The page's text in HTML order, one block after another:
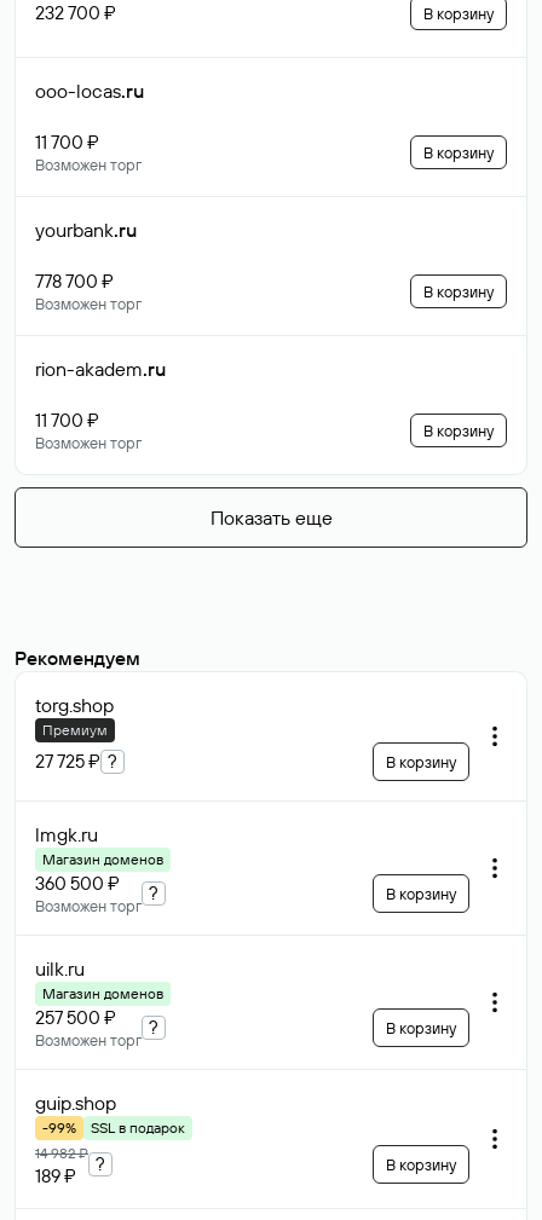
232 700 ₽ В корзину
ooo-locas.ru
11 700 ₽
Возможен торг
В корзину
yourbank.ru
778 700 ₽
Возможен торг
В корзину
rion-akadem.ru
11 700 ₽
Возможен торг
В корзину
Показать еще
Рекомендуем
torg.shop
Премиум
27 725 ₽ ? В корзину
lmgk.ru
Магазин доменов
360 500 ₽
Возможен торг
? В корзину
uilk.ru
Магазин доменов
257 500 ₽
Возможен торг
? В корзину
guip.shop
-99%
SSL в подарок
14 982 ₽
189 ₽
? В корзину